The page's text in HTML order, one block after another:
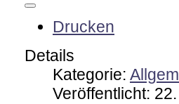
Drucken
Details
Kategorie:
Veröffentlicht: